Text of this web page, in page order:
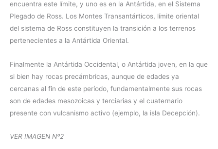
encuentra este límite, y uno es en la Antártida, en el Sistema
Plegado de Ross. Los Montes Transantárticos, límite oriental
del sistema de Ross constituyen la transición a los terrenos
pertenecientes a la Antártida Oriental.
Finalmente la Antártida Occidental, o Antártida joven, en la que
si bien hay rocas precámbricas, aunque de edades ya
cercanas al fin de este período, fundamentalmente sus rocas
son de edades mesozoicas y terciarias y el cuaternario
presente con vulcanismo activo (ejemplo, la isla Decepción).
VER IMAGEN Nº2